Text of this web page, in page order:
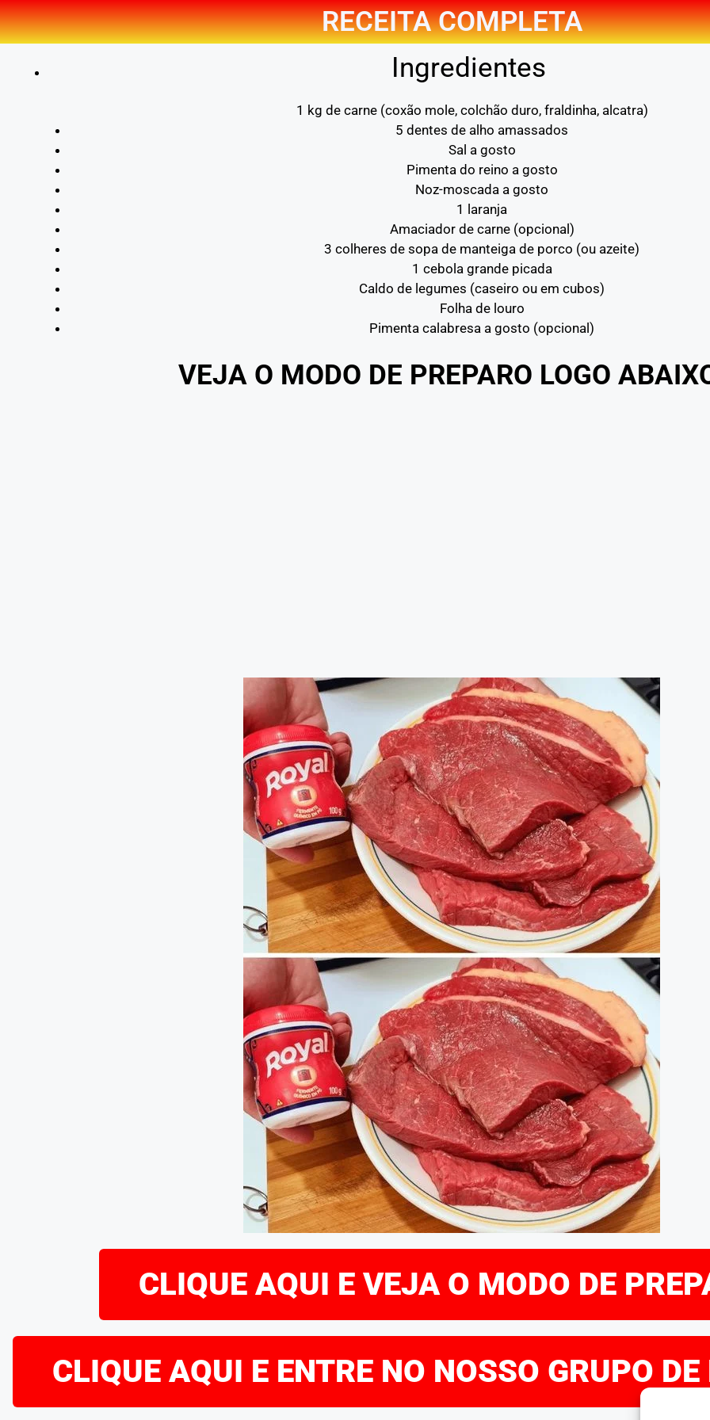
RECEITA COMPLETA
Ingredientes
1 kg de carne (coxão mole, colchão duro, fraldinha, alcatra)
5 dentes de alho amassados
Sal a gosto
Pimenta do reino a gosto
Noz-moscada a gosto
1 laranja
Amaciador de carne (opcional)
3 colheres de sopa de manteiga de porco (ou azeite)
1 cebola grande picada
Caldo de legumes (caseiro ou em cubos)
Folha de louro
Pimenta calabresa a gosto (opcional)
VEJA O MODO DE PREPARO LOGO
CLIQUE AQUI E VEJA O MODO DE
CLIQUE AQUI E ENTRE NO NOSSO GRUPO DE